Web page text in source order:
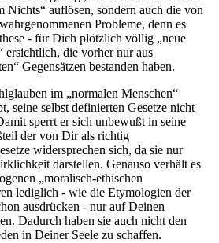
Nichts“ auflösen, sondern auch die von
Probleme, denn es
- für Dich plötzlich völlig „neue
ersichtlich, die vorher nur aus
Gegensätzen bestanden haben.
im „normalen Menschen“
seine selbst definierten Gesetze nicht
sperrt er sich unbewußt in seine
der von Dir als richtig
widersprechen sich, da sie nur
darstellen. Genauso verhält es
„moralisch-ethischen
lediglich - wie die Etymologien der
ausdrücken - nur auf Deinen
Dadurch haben sie auch nicht den
in Deiner Seele zu schaffen.